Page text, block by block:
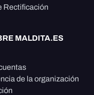
Rectificación
MALDITA.ES
de la organización